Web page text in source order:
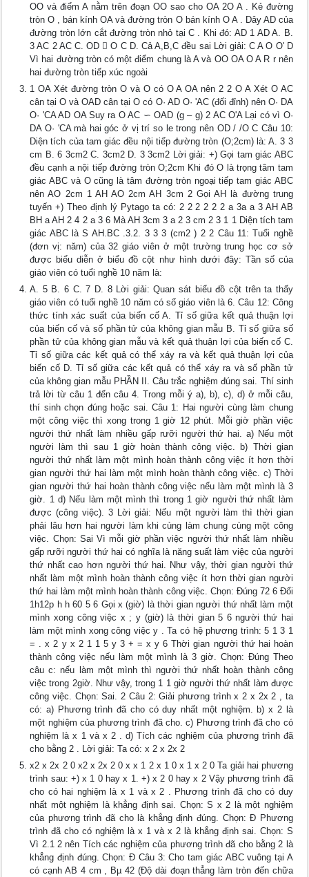
OO và điểm A nằm trên đoạn OO sao cho OA 2O A . Kẻ đường
tròn O , bán kính OA và đường tròn O bán kính O A . Dây AD của
đường tròn lớn cắt đường tròn nhỏ tại C . Khi đó: AD 1 AD A. B.
3 AC 2 AC C. OD  O C D. Cả A,B,C đều sai Lời giải: C A O O' D
Vì hai đường tròn có một điểm chung là A và OO OA O A R r nên
hai đường tròn tiếp xúc ngoài
1 OA Xét đường tròn O và O có O A OA nên 2 2 O A Xét O AC
cân tại O và OAD cân tại O có O· AD O· 'AC (đối đỉnh) nên O· DA
O· 'CA AD OA Suy ra O AC ∽ OAD (g – g) 2 AC O'A Lại có vì O·
DA O· 'CA mà hai góc ở vị trí so le trong nên OD / /O C Câu 10:
Diện tích của tam giác đều nội tiếp đường tròn (O;2cm) là: A. 3 3
cm B. 6 3cm2 C. 3cm2 D. 3 3cm2 Lời giải: +) Gọi tam giác ABC
đều cạnh a nội tiếp đường tròn O;2cm Khi đó O là trọng tâm tam
giác ABC và O cũng là tâm đường tròn ngoại tiếp tam giác ABC
nên AO 2cm 1 AH AO 2cm AH 3cm 2 Gọi AH là đường trung
tuyến +) Theo định lý Pytago ta có: 2 2 2 2 2 2 a 3a a 3 AH AB
BH a AH 2 4 2 a 3 6 Mà AH 3cm 3 a 2 3 cm 2 3 1 1 Diện tích tam
giác ABC là S AH.BC .3.2. 3 3 3 (cm2 ) 2 2 Câu 11: Tuổi nghề
(đơn vị: năm) của 32 giáo viên ở một trường trung học cơ sở
được biểu diễn ở biểu đồ cột như hình dưới đây: Tần số của
giáo viên có tuổi nghề 10 năm là:
A. 5 B. 6 C. 7 D. 8 Lời giải: Quan sát biểu đồ cột trên ta thấy
giáo viên có tuổi nghề 10 năm có số giáo viên là 6. Câu 12: Công
thức tính xác suất của biến cố A. Tỉ số giữa kết quả thuận lợi
của biến cố và số phần tử của không gian mẫu B. Tỉ số giữa số
phần tử của không gian mẫu và kết quả thuận lợi của biến cố C.
Tỉ số giữa các kết quả có thể xáy ra và kết quả thuận lợi của
biến cố D. Tỉ số giữa các kết quả có thể xáy ra và số phần tử
của không gian mẫu PHẦN II. Câu trắc nghiệm đúng sai. Thí sinh
trả lời từ câu 1 đến câu 4. Trong mỗi ý a), b), c), d) ở mỗi câu,
thí sinh chọn đúng hoặc sai. Câu 1: Hai người cùng làm chung
một công việc thì xong trong 1 giờ 12 phút. Mỗi giờ phần việc
người thứ nhất làm nhiều gấp rưỡi người thứ hai. a) Nếu một
người làm thì sau 1 giờ hoàn thành công việc. b) Thời gian
người thứ nhất làm một mình hoàn thành công việc ít hơn thời
gian người thứ hai làm một mình hoàn thành công việc. c) Thời
gian người thứ hai hoàn thành công việc nếu làm một mình là 3
giờ. 1 d) Nếu làm một mình thì trong 1 giờ người thứ nhất làm
được (công việc). 3 Lời giải: Nếu một người làm thì thời gian
phải lâu hơn hai người làm khi cùng làm chung cùng một công
việc. Chọn: Sai Vì mỗi giờ phần việc người thứ nhất làm nhiều
gấp rưỡi người thứ hai có nghĩa là năng suất làm việc của người
thứ nhất cao hơn người thứ hai. Như vậy, thời gian người thứ
nhất làm một mình hoàn thành công việc ít hơn thời gian người
thứ hai làm một mình hoàn thành công việc. Chọn: Đúng 72 6 Đổi
1h12p h h 60 5 6 Gọi x (giờ) là thời gian người thứ nhất làm một
mình xong công việc x ; y (giờ) là thời gian 5 6 người thứ hai
làm một mình xong công việc y . Ta có hệ phương trình: 5 1 3 1
= . x 2 y x 2 1 1 5 y 3 + = x y 6 Thời gian người thứ hai hoàn
thành công việc nếu làm một mình là 3 giờ. Chọn: Đúng Theo
câu c: nếu làm một mình thì người thứ nhất hoàn thành công
việc trong 2giờ. Như vậy, trong 1 1 giờ người thứ nhất làm được
công việc. Chọn: Sai. 2 Câu 2: Giải phương trình x 2 x 2x 2 , ta
có: a) Phương trình đã cho có duy nhất một nghiệm. b) x 2 là
một nghiệm của phương trình đã cho. c) Phương trình đã cho có
nghiệm là x 1 và x 2 . d) Tích các nghiệm của phương trình đã
cho bằng 2 . Lời giải: Ta có: x 2 x 2x 2
x2 x 2x 2 0 x2 x 2x 2 0 x x 1 2 x 1 0 x 1 x 2 0 Ta giải hai phương
trình sau: +) x 1 0 hay x 1. +) x 2 0 hay x 2 Vậy phương trình đã
cho có hai nghiệm là x 1 và x 2 . Phương trình đã cho có duy
nhất một nghiệm là khẳng định sai. Chọn: S x 2 là một nghiệm
của phương trình đã cho là khẳng định đúng. Chọn: Đ Phương
trình đã cho có nghiệm là x 1 và x 2 là khẳng định sai. Chọn: S
Vì 2.1 2 nên Tích các nghiệm của phương trình đã cho bằng 2 là
khẳng định đúng. Chọn: Đ Câu 3: Cho tam giác ABC vuông tại A
có cạnh AB 4 cm , Bµ 42 (Độ dài đoạn thẳng làm tròn đến chữa